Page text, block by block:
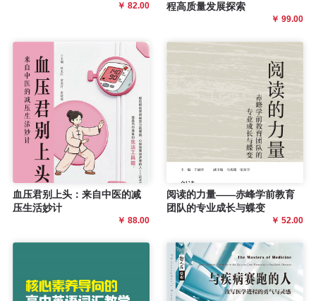
￥ 82.00
程高质量发展探索
￥ 99.00
血压君别上头：来自中医的减
压生活妙计
￥ 88.00
阅读的力量——赤峰学前教育
团队的专业成长与蝶变
￥ 52.00